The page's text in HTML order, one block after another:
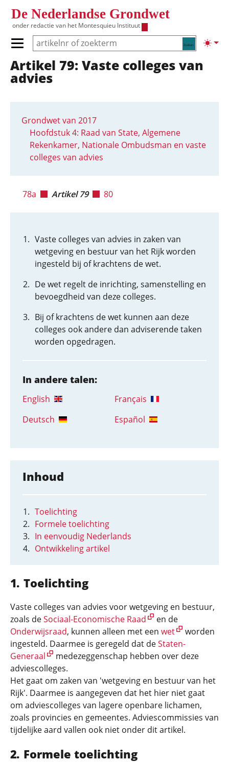
De Nederlandse Grondwet
onder redactie van het Montesquieu Instituut
Zoeken
Primair menu tonen/verbergen
Hoofdnavigatie
Artikel 79: Vaste colleges van
advies
Grondwet van 2017
Hoofdstuk 4: Raad van State, Algemene
Rekenkamer, Nationale Ombudsman en vaste
colleges van advies
78a Artikel 79 80
Vaste colleges van advies in zaken van
wetgeving en bestuur van het Rijk worden
ingesteld bij of krachtens de wet.
De wet regelt de inrichting, samenstelling en
bevoegdheid van deze colleges.
Bij of krachtens de wet kunnen aan deze
colleges ook andere dan adviserende taken
worden opgedragen.
In andere talen:
English
Français
Deutsch
Español
Inhoud
Toelichting
Formele toelichting
In eenvoudig Nederlands
Ontwikkeling artikel
Toelichting
Vaste colleges van advies voor wetgeving en bestuur,
zoals deSociaal-Economische Raad
en de
Onderwijsraad, kunnen alleen met een wet
worden
ingesteld. Daarmee is geregeld dat deStaten-
Generaal
medezeggenschap hebben over deze
adviescolleges.
Het gaat om zaken van 'wetgeving en bestuur van het
Rijk'. Daarmee is aangegeven dat het hier niet gaat
om adviescolleges van lagere openbare lichamen,
zoals provincies en gemeentes. Adviescommissies van
tijdelijke aard vallen ook niet onder dit artikel.
Formele toelichting